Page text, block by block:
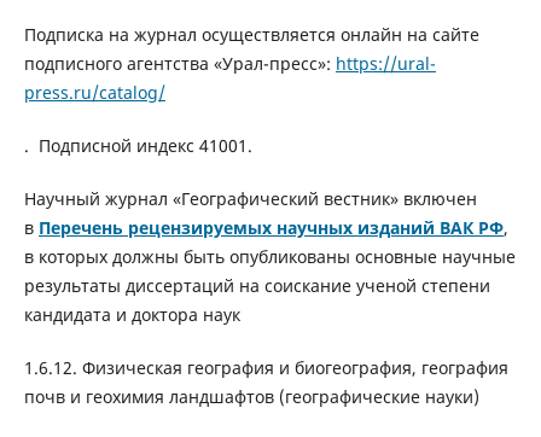
Подписка на журнал осуществляется онлайн на сайте
подписного агентства «Урал-пресс»: https://ural-
press.ru/catalog/
. Подписной индекс 41001.
Научный журнал «Географический вестник» включен
в Перечень рецензируемых научных изданий ВАК РФ,
в которых должны быть опубликованы основные научные
результаты диссертаций на соискание ученой степени
кандидата и доктора наук
1.6.12. Физическая география и биогеография, география
почв и геохимия ландшафтов (географические науки)